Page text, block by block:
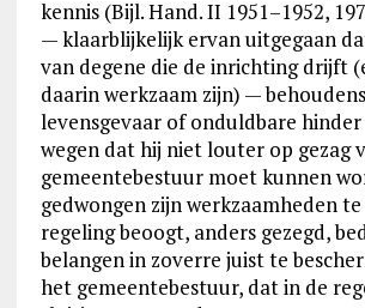
kennis (Bijl. Hand. II 1951–1952,
— klaarblijkelijk ervan uitgegaan
van degene die de inrichting drijft
daarin werkzaam zijn) —
levensgevaar of onduldbare
wegen dat hij niet louter op gezag
gemeentebestuur moet kunnen
gedwongen zijn werkzaamheden te
regeling beoogt, anders gezegd,
belangen in zoverre juist te
het gemeentebestuur, dat in de